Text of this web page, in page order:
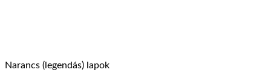
Narancs (legendás) lapok